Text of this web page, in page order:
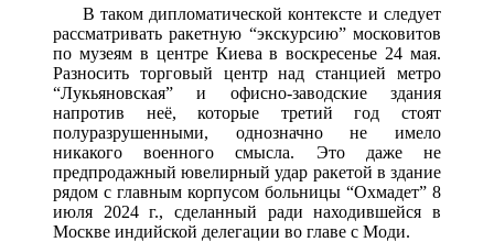
В таком дипломатической контексте и следует
рассматривать ракетную “экскурсию” московитов
по музеям в центре Киева в воскресенье 24 мая.
Разносить торговый центр над станцией метро
“Лукьяновская” и офисно-заводские здания
напротив неё, которые третий год стоят
полуразрушенными, однозначно не имело
никакого военного смысла. Это даже не
предпродажный ювелирный удар ракетой в здание
рядом с главным корпусом больницы “Охмадет” 8
июля 2024 г., сделанный ради находившейся в
Москве индийской делегации во главе с Моди.